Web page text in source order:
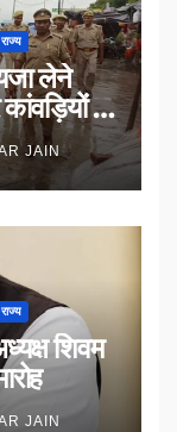
राज्य
लेने
कांवड़ियों से
JAIN
राज्य
शिवम
JAIN